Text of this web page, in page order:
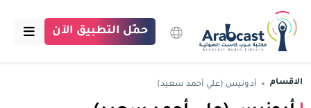
الرئيسية
حمّل التطبيق الآن
الاقسام أدونيس (علي أحمد سعيد)